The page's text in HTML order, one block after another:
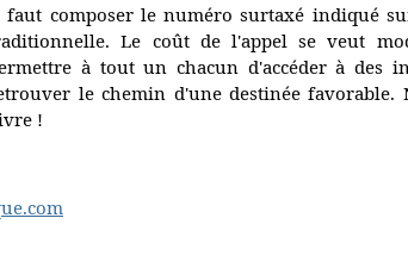
composer le numéro surtaxé indiqué
Le coût de l'appel se veut
à tout un chacun d'accéder à des
le chemin d'une destinée favorable.
!